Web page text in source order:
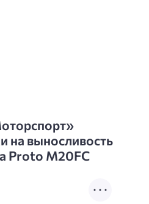
на выносливость
Proto M20FC